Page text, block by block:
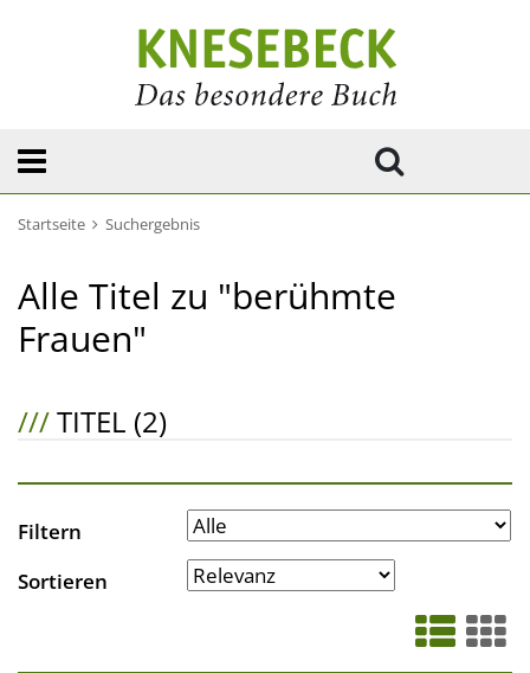
Startseite Suchergebnis
Alle Titel zu "berühmte
Frauen"
///TITEL (2)
Filtern
Sortieren